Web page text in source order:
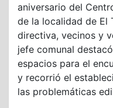
aniversario del
de la localidad de El
directiva, vecinos y
jefe comunal
espacios para el
y recorrió el
las problemáticas